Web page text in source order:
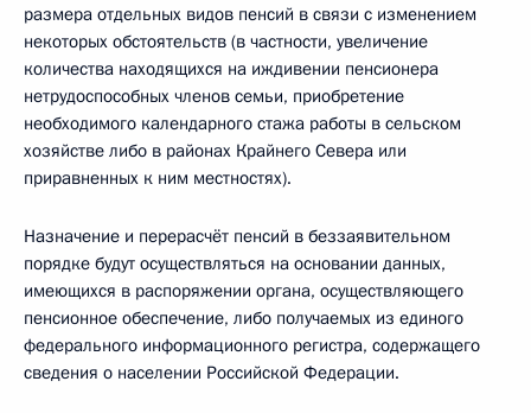
размера отдельных видов пенсий в связи с изменением
некоторых обстоятельств (в частности, увеличение
количества находящихся на иждивении пенсионера
нетрудоспособных членов семьи, приобретение
необходимого календарного стажа работы в сельском
хозяйстве либо в районах Крайнего Севера или
приравненных к ним местностях).
Назначение и перерасчёт пенсий в беззаявительном
порядке будут осуществляться на основании данных,
имеющихся в распоряжении органа, осуществляющего
пенсионное обеспечение, либо получаемых из единого
федерального информационного регистра, содержащего
сведения о населении Российской Федерации.